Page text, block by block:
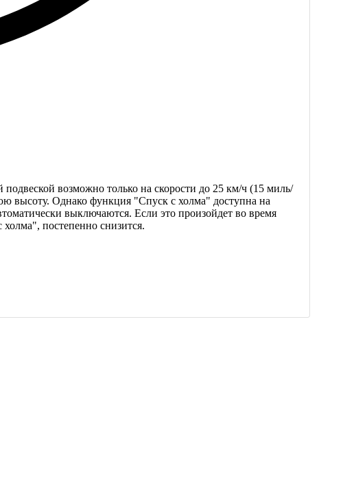
возможно только на скорости до 25 км/ч (15 миль/
высоту. Однако функция "Спуск с холма" доступна на
выключаются. Если это произойдет во время
постепенно снизится.